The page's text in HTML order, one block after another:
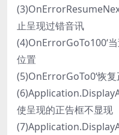
止呈现过错音讯
(4)OnErrorGoTo100‘
位置
(5)OnErrorGoTo0‘恢
使呈现的正告框不显现